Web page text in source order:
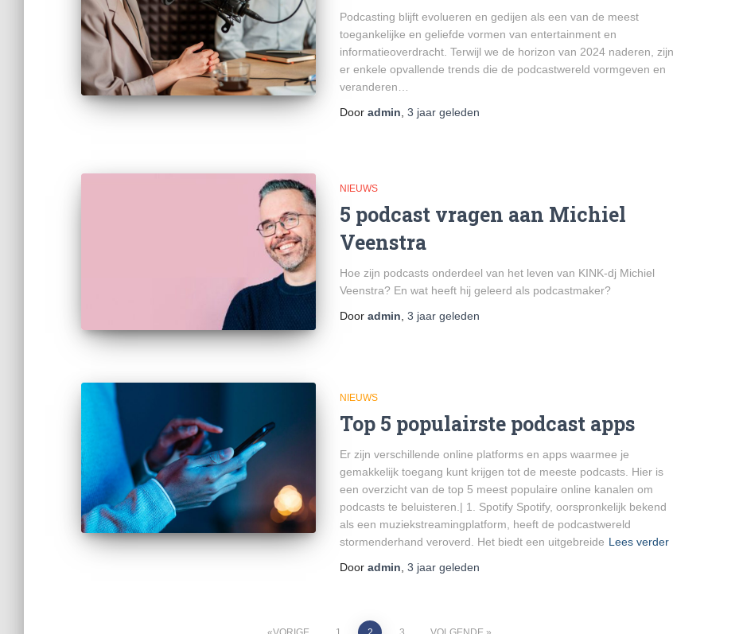
Podcasting blijft evolueren en gedijen als een van de meest
toegankelijke en geliefde vormen van entertainment en
informatieoverdracht. Terwijl we de horizon van 2024 naderen, zijn
er enkele opvallende trends die de podcastwereld vormgeven en
veranderen…
Door admin 3 jaar geleden
NIEUWS
5 podcast vragen aan Michiel
Veenstra
Hoe zijn podcasts onderdeel van het leven van KINK-dj Michiel
Veenstra? En wat heeft hij geleerd als podcastmaker?
Door admin 3 jaar geleden
NIEUWS
Top 5 populairste podcast apps
Er zijn verschillende online platforms en apps waarmee je
gemakkelijk toegang kunt krijgen tot de meeste podcasts. Hier is
een overzicht van de top 5 meest populaire online kanalen om
podcasts te beluisteren.| 1. Spotify Spotify, oorspronkelijk bekend
als een muziekstreamingplatform, heeft de podcastwereld
stormenderhand veroverd. Het biedt een uitgebreide Lees verder
Door admin 3 jaar geleden